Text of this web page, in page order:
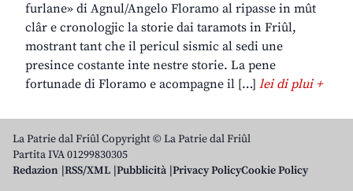
furlane» di Agnul/Angelo Floramo al ripasse in mût
clâr e cronologjic la storie dai taramots in Friûl,
mostrant tant che il pericul sismic al sedi une
presince costante inte nestre storie. La pene
fortunade di Floramo e acompagne il […] lei di plui +
La Patrie dal Friûl Copyright © La Patrie dal Friûl
Partita IVA 01299830305
Redazion RSS/XML Pubblicità Privacy PolicyCookie Policy